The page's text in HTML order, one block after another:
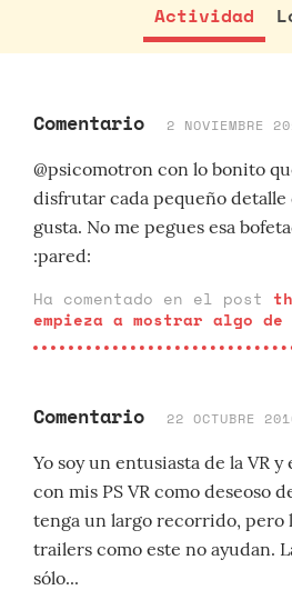
Actividad
Comentario 2 NOVIEMBRE
@psicomotron con lo bonito
disfrutar cada pequeño detalle
gusta. No me pegues esa
:pared:
Ha comentado en el post
empieza a mostrar algo
Comentario 22 OCTUBRE
Yo soy un entusiasta de la VR
con mis PS VR como deseoso
tenga un largo recorrido, pero
trailers como este no ayudan.
sólo...